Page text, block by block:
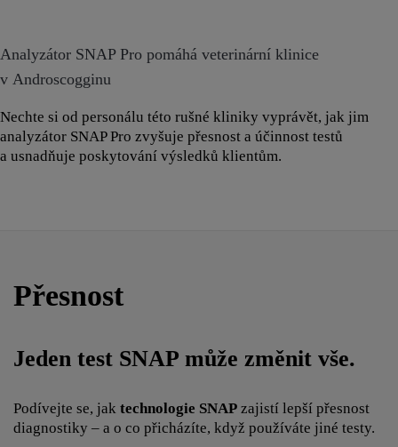
Analyzátor SNAP Pro pomáhá veterinární klinice
v Androscogginu
Nechte si od personálu této rušné kliniky vyprávět, jak jim
analyzátor SNAP Pro zvyšuje přesnost a účinnost testů
a usnadňuje poskytování výsledků klientům.
Přesnost
Jeden test SNAP může změnit vše.
Podívejte se, jak technologie SNAP zajistí lepší přesnost
diagnostiky – a o co přicházíte, když používáte jiné testy.